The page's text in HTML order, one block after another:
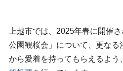
上越市では、2025年春に開催
公園観桜会」について、更なる
から愛着を持ってもらえるよう、